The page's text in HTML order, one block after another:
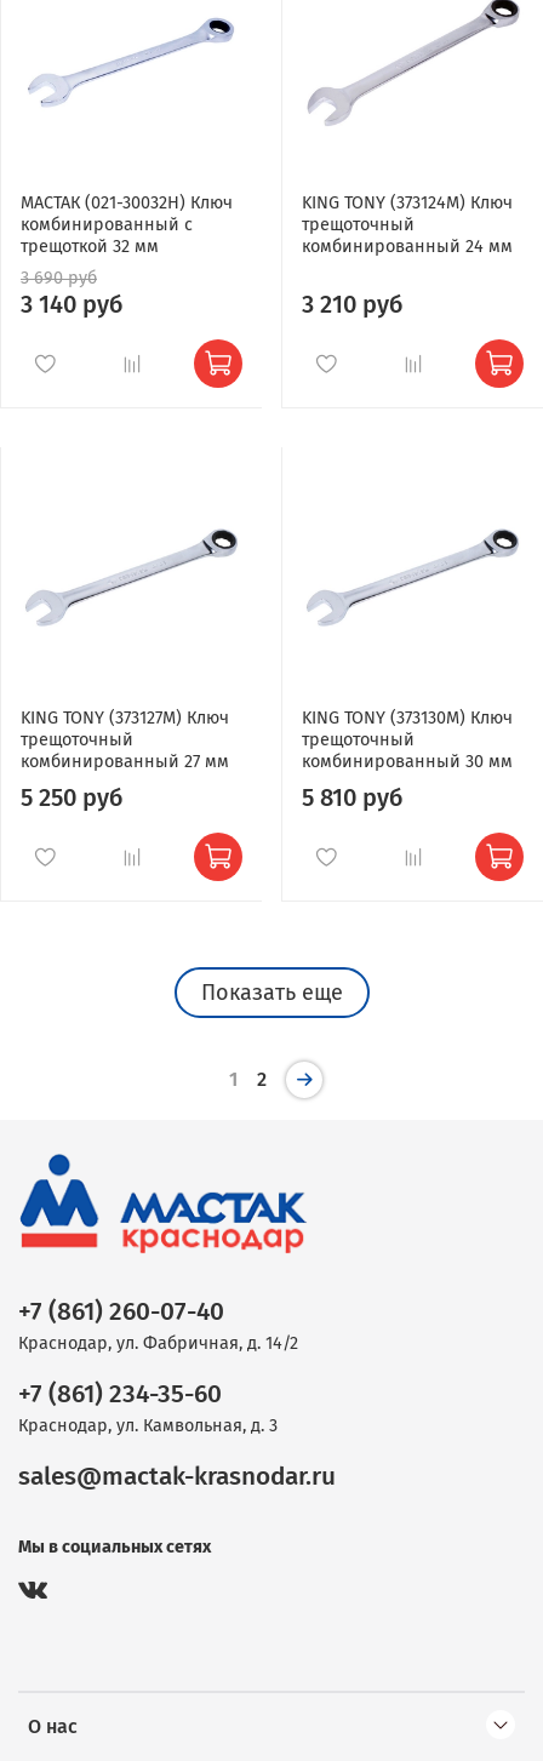
МАСТАК (021-30032H) Ключ
комбинированный с
трещоткой 32 мм
3 690 руб
3 140 руб
KING TONY (373124M) Ключ
трещоточный
комбинированный 24 мм
3 210 руб
KING TONY (373127M) Ключ
трещоточный
комбинированный 27 мм
5 250 руб
KING TONY (373130M) Ключ
трещоточный
комбинированный 30 мм
5 810 руб
Показать еще
1 2
О нас
+7 (861) 260-07-40
Краснодар, ул. Фабричная, д. 14/2
+7 (861) 234-35-60
Краснодар, ул. Камвольная, д. 3
sales@mactak-krasnodar.ru
Мы в социальных сетях